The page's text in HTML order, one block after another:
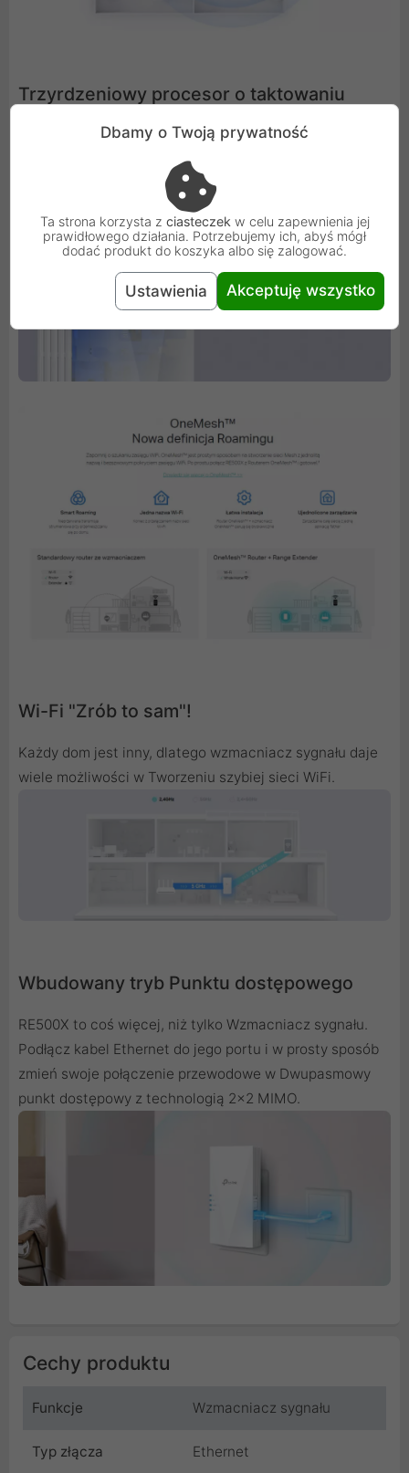
Trzyrdzeniowy procesor o taktowaniu
jednordzeniowe procesory.
Wi-Fi "Zrób to sam"!
Każdy dom jest inny, dlatego wzmacniacz sygnału daje
wiele możliwości w Tworzeniu szybiej sieci WiFi.
Wbudowany tryb Punktu dostępowego
RE500X to coś więcej, niż tylko Wzmacniacz sygnału.
Podłącz kabel Ethernet do jego portu i w prosty sposób
zmień swoje połączenie przewodowe w Dwupasmowy
punkt dostępowy z technologią 2×2 MIMO.
Cechy produktu
Funkcje Wzmacniacz sygnału
Typ złącza Ethernet
Dbamy o Twoją prywatność
Ta strona korzysta z ciasteczek w celu zapewnienia jej
prawidłowego działania. Potrzebujemy ich, abyś mógł
dodać produkt do koszyka albo się zalogować.
Ustawienia Akceptuję wszystko